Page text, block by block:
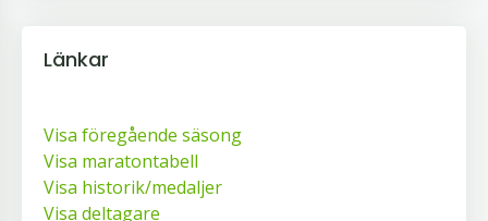
Länkar
Visa föregående säsong
Visa maratontabell
Visa historik/medaljer
Visa deltagare